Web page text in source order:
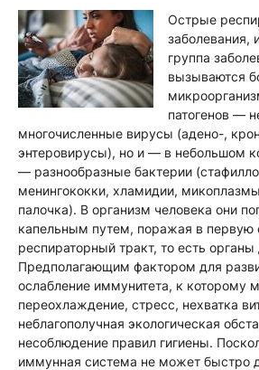
Острые
группа
вызываются
патогенов —
многочисленные вирусы (адено-,
энтеровирусы), но и — в небольшом
— разнообразные бактерии
менингококки, хламидии,
палочка). В организм человека они
капельным путем, поражая в первую
респираторный тракт, то есть
Предполагающим фактором для
ослабление иммунитета, к которому
переохлаждение, стресс, нехватка
неблагополучная экологическая
несоблюдение правил гигиены.
иммунная система не может быстро